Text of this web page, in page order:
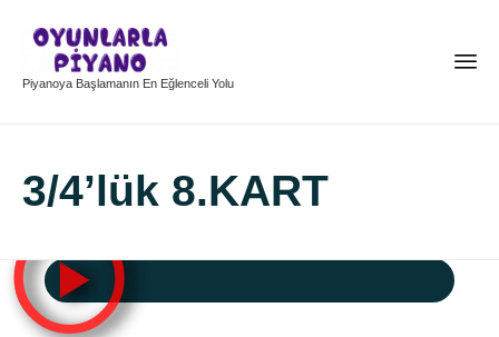
Piyanoya Başlamanın En Eğlenceli Yolu
3/4’lük 8.KART